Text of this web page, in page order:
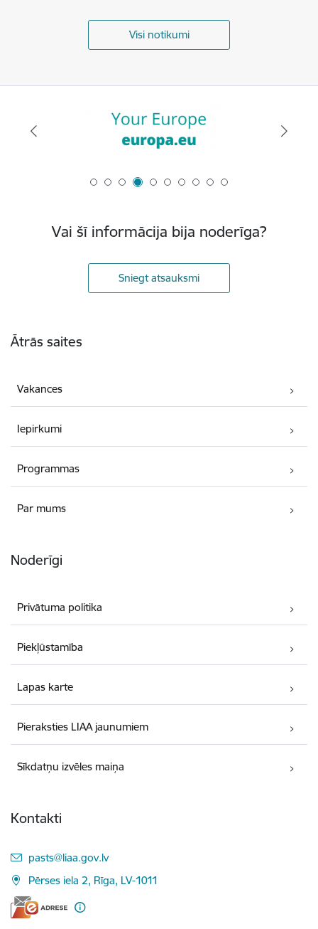
Visi notikumi
Vai šī informācija bija noderīga?
Sniegt atsauksmi
Ātrās saites
Vakances
Iepirkumi
Programmas
Par mums
Noderīgi
Privātuma politika
Piekļūstamība
Lapas karte
Pieraksties LIAA jaunumiem
Sīkdatņu izvēles maiņa
Kontakti
E-pasts:
pasts@liaa.gov.lv
Pērses iela 2, Rīga, LV-1011